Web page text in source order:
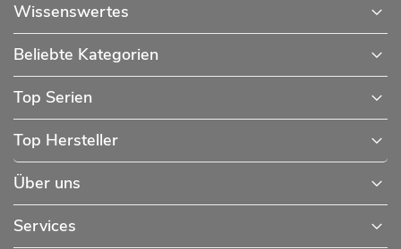
Wissenswertes
Beliebte Kategorien
Top Serien
Top Hersteller
Über uns
Services